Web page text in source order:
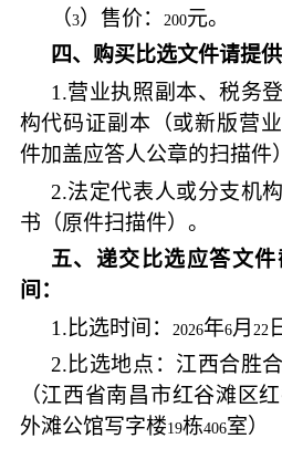
（3）售价： 200元。
四、购买比选文件请提
1.营业执照副本、税务
构代码证副本（或新版营
件加盖应答人公章的扫描件
2.法定代表人或分支机
书（原件扫描件）。
五、递交比选应答文
间：
1. 比选时间： 2026年6月 22
2.比选地点：江西合胜
（江西省南昌市红谷滩区
外滩公馆写字楼19栋406室）